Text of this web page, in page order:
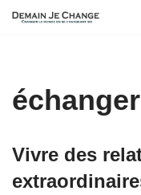
échanger
Vivre des